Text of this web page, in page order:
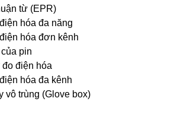
từ (EPR)
hóa đa năng
hóa đơn kênh
pin
đo điện hóa
hóa đa kênh
vô trùng (Glove box)